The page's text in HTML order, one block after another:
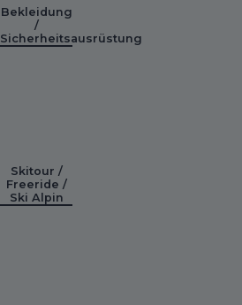
Bekleidung
/
Sicherheitsausrüstung
Skitour /
Freeride /
Ski Alpin